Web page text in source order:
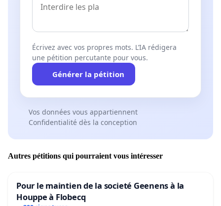
Écrivez avec vos propres mots. L’IA rédigera
une pétition percutante pour vous.
Générer la pétition
Vos données vous appartiennent
Confidentialité dès la conception
Autres pétitions qui pourraient vous intéresser
Pour le maintien de la societé Geenens à la
Houppe à Flobecq